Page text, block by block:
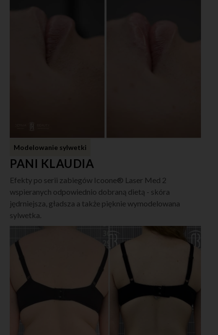
Modelowanie sylwetki
PANI KLAUDIA
Efekty po serii zabiegów Icoone® Laser Med 2
wspieranych odpowiednio dobraną dietą - skóra
jędrniejsza, gładsza a także pięknie wymodelowana
sylwetka.